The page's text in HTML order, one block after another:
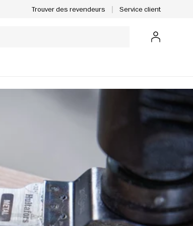
Trouver des revendeurs Service client
Se